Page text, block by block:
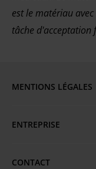
est le matériau
tâche d'acceptation
MENTIONS LÉGALES
Mentions légales
ENTREPRISE
EOS Global
CONTACT